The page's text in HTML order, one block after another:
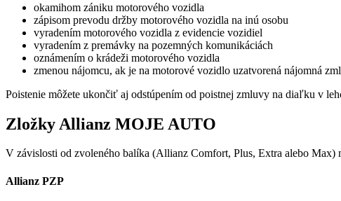
okamihom zániku motorového vozidla
zápisom prevodu držby motorového vozidla na inú osobu
vyradením motorového vozidla z evidencie vozidiel
vyradením z premávky na pozemných komunikáciách
oznámením o krádeži motorového vozidla
zmenou nájomcu, ak je na motorové vozidlo uzatvorená nájomná
Poistenie môžete ukončiť aj odstúpením od poistnej zmluvy na diaľku v
Zložky Allianz MOJE AUTO
V závislosti od zvoleného balíka (Allianz Comfort, Plus, Extra alebo Max)
Allianz PZP